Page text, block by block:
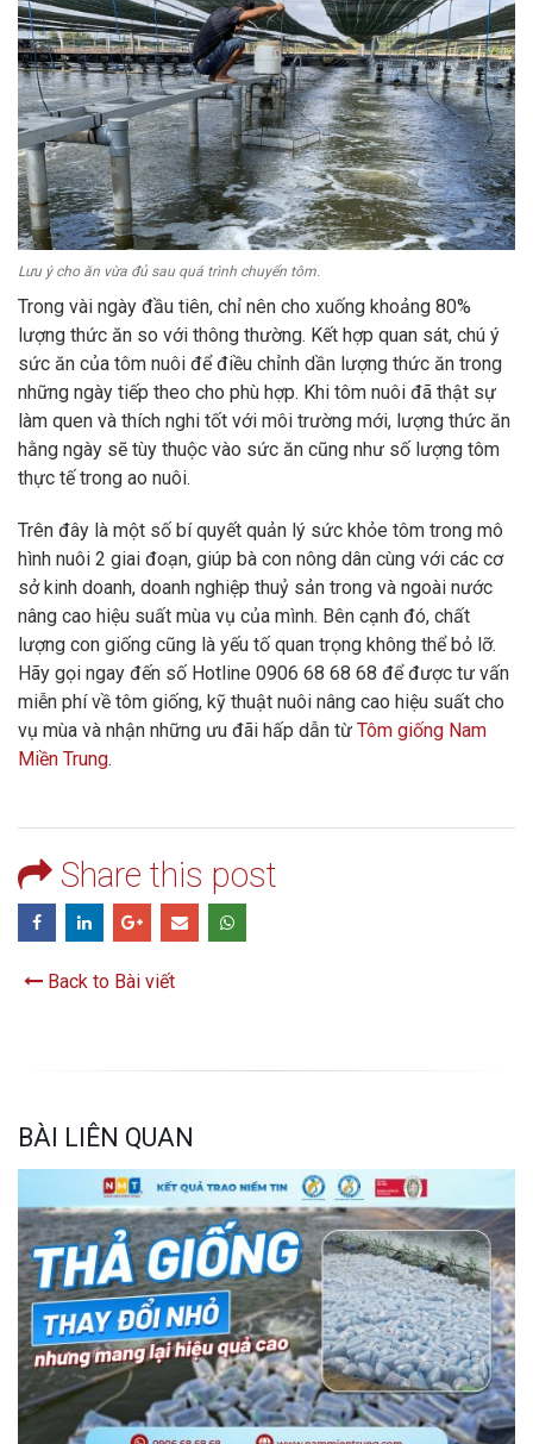
Lưu ý cho ăn vừa đủ sau quá trình chuyển tôm.
Trong vài ngày đầu tiên, chỉ nên cho xuống khoảng 80%
lượng thức ăn so với thông thường. Kết hợp quan sát, chú ý
sức ăn của tôm nuôi để điều chỉnh dần lượng thức ăn trong
những ngày tiếp theo cho phù hợp. Khi tôm nuôi đã thật sự
làm quen và thích nghi tốt với môi trường mới, lượng thức ăn
hằng ngày sẽ tùy thuộc vào sức ăn cũng như số lượng tôm
thực tế trong ao nuôi.
Trên đây là một số bí quyết quản lý sức khỏe tôm trong mô
hình nuôi 2 giai đoạn, giúp bà con nông dân cùng với các cơ
sở kinh doanh, doanh nghiệp thuỷ sản trong và ngoài nước
nâng cao hiệu suất mùa vụ của mình. Bên cạnh đó, chất
lượng con giống cũng là yếu tố quan trọng không thể bỏ lỡ.
Hãy gọi ngay đến số Hotline 0906 68 68 68 để được tư vấn
miễn phí về tôm giống, kỹ thuật nuôi nâng cao hiệu suất cho
vụ mùa và nhận những ưu đãi hấp dẫn từ Tôm giống Nam
Miền Trung.
Share this post
Back to Bài viết
BÀI LIÊN QUAN